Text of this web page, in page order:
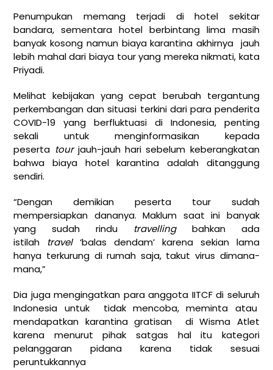
Penumpukan memang terjadi di hotel sekitar
bandara, sementara hotel berbintang lima masih
banyak kosong namun biaya karantina akhirnya jauh
lebih mahal dari biaya tour yang mereka nikmati, kata
Priyadi.
Melihat kebijakan yang cepat berubah tergantung
perkembangan dan situasi terkini dari para penderita
COVID-19 yang berfluktuasi di Indonesia, penting
sekali untuk menginformasikan kepada
peserta tourjauh-jauh hari sebelum keberangkatan
bahwa biaya hotel karantina adalah ditanggung
sendiri.
“Dengan demikian peserta tour sudah
mempersiapkan dananya. Maklum saat ini banyak
yang sudah rindu travellingbahkan ada
istilah travel‘balas dendam’ karena sekian lama
hanya terkurung di rumah saja, takut virus dimana-
mana,”
Dia juga mengingatkan para anggota IITCF di seluruh
Indonesia untuk tidak mencoba, meminta atau
mendapatkan karantina gratisan di Wisma Atlet
karena menurut pihak satgas hal itu kategori
pelanggaran pidana karena tidak sesuai
peruntukkannya